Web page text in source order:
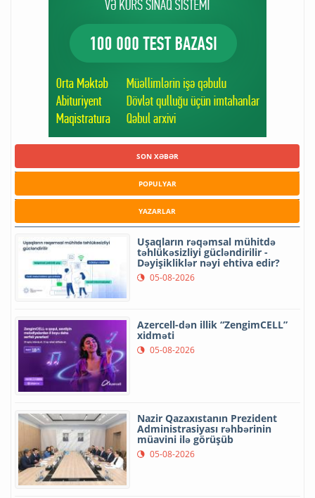
SON XƏBƏR
POPULYAR
YAZARLAR
Uşaqların rəqəmsal mühitdə
təhlükəsizliyi gücləndirilir -
Dəyişikliklər nəyi ehtiva edir?
05-08-2026
Azercell-dən illik “ZengimCELL”
xidməti
05-08-2026
Nazir Qazaxıstanın Prezident
Administrasiyası rəhbərinin
müavini ilə görüşüb
05-08-2026